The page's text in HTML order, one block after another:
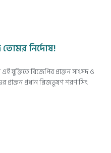
নির্দোষ!
যুক্তিতে বিজেপির প্রাক্তন সাংসদ ও
প্রধান ব্রিজভূষণ শরণ সিং